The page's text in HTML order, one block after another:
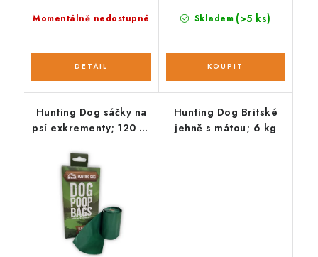
Momentálně nedostupné Skladem (>5 ks)
Hunting Dog sáčky na
psí exkrementy; 120 ks
Hunting Dog Britské
jehně s mátou; 6 kg